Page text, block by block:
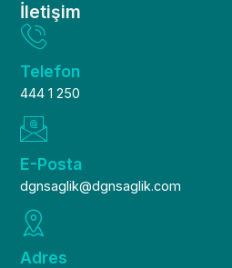
İletişim
Telefon
444 1 250
E-Posta
dgnsaglik@dgnsaglik.com
Adres